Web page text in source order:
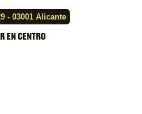
- 03001 Alicante
EN CENTRO